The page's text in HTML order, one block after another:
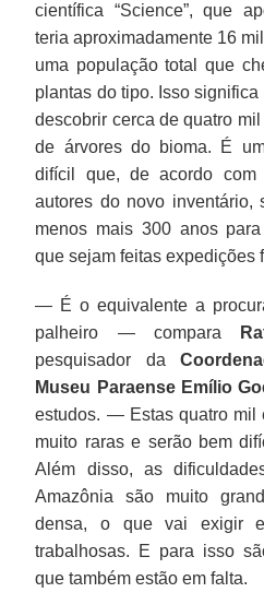
científica “Science”, que
teria aproximadamente 16
uma população total que
plantas do tipo. Isso
descobrir cerca de quatro
de árvores do bioma. É
difícil que, de acordo com
autores do novo inventário,
menos mais 300 anos
que sejam feitas expedições
— É o equivalente a
palheiro — compara
pesquisador da
Museu Paraense Emílio
estudos. — Estas quatro mil
muito raras e serão bem
Além disso, as
Amazônia são muito
densa, o que vai exigir
trabalhosas. E para isso
que também estão em falta.